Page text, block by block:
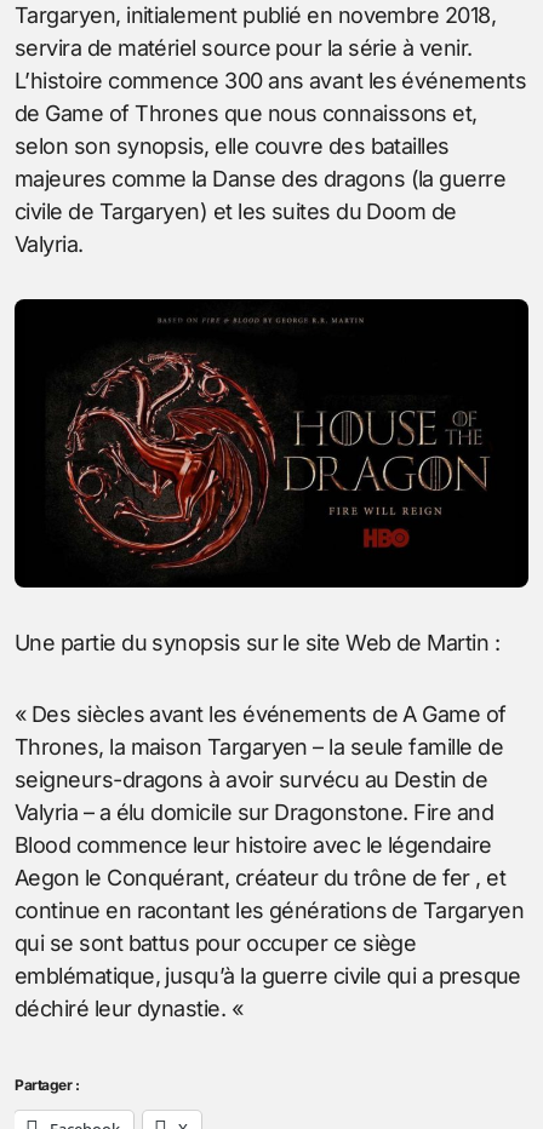
Targaryen, initialement publié en novembre 2018,
servira de matériel source pour la série à venir.
L’histoire commence 300 ans avant les événements
de Game of Thrones que nous connaissons et,
selon son synopsis, elle couvre des batailles
majeures comme la Danse des dragons (la guerre
civile de Targaryen) et les suites du Doom de
Valyria.
Une partie du synopsis sur le site Web de Martin :
« Des siècles avant les événements de A Game of
Thrones, la maison Targaryen – la seule famille de
seigneurs-dragons à avoir survécu au Destin de
Valyria – a élu domicile sur Dragonstone. Fire and
Blood commence leur histoire avec le légendaire
Aegon le Conquérant, créateur du trône de fer , et
continue en racontant les générations de Targaryen
qui se sont battus pour occuper ce siège
emblématique, jusqu’à la guerre civile qui a presque
déchiré leur dynastie. «
Partager :